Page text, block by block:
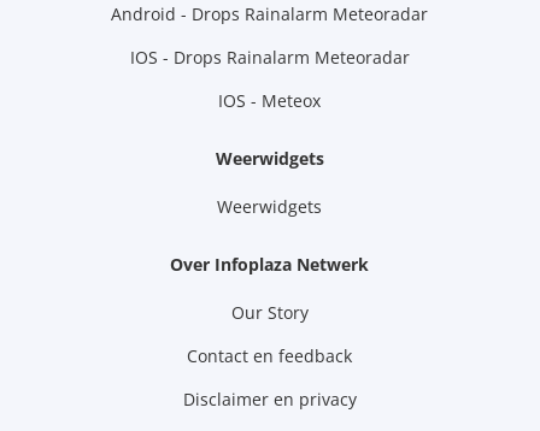
Android - Drops Rainalarm Meteoradar
IOS - Drops Rainalarm Meteoradar
IOS - Meteox
Weerwidgets
Weerwidgets
Over Infoplaza Netwerk
Our Story
Contact en feedback
Disclaimer en privacy